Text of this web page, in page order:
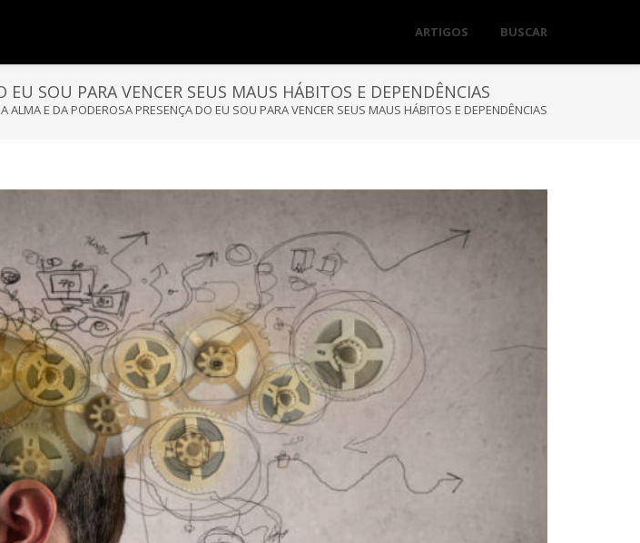
ARTIGOS BUSCAR
SOU PARA VENCER SEUS MAUS HÁBITOS E DEPENDÊNCIAS
ALMA E DA PODEROSA PRESENÇA DO EU SOU PARA VENCER SEUS MAUS HÁBITOS E DEPENDÊNCIAS